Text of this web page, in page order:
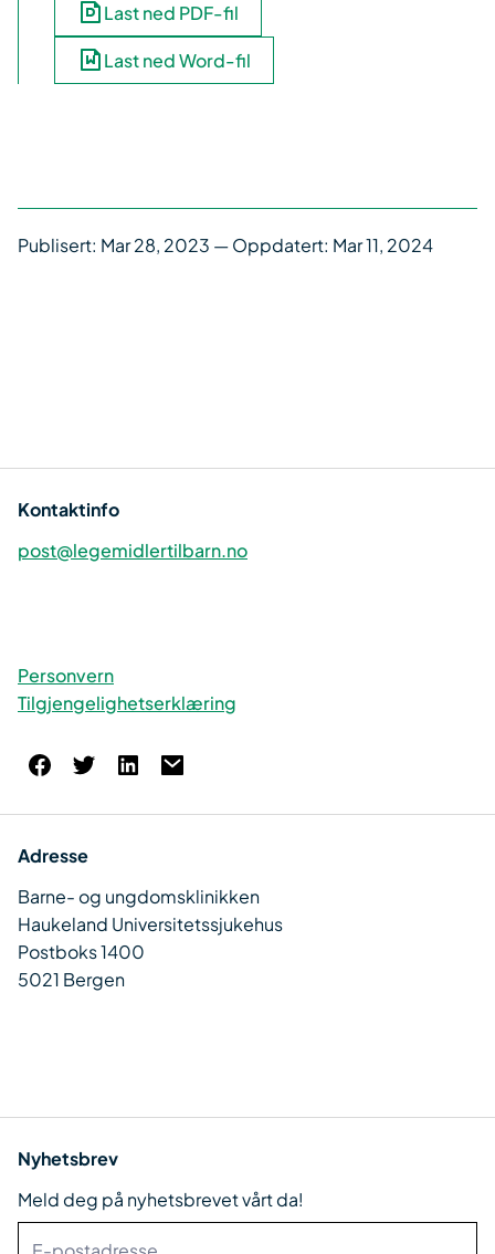
Last ned PDF-fil
Last ned Word-fil
Publisert: Mar 28, 2023 — Oppdatert: Mar 11, 2024
Kontaktinfo
post@legemidlertilbarn.no
Personvern
Tilgjengelighetserklæring
Adresse
Barne- og ungdomsklinikken
Haukeland Universitetssjukehus
Postboks 1400
5021 Bergen
Nyhetsbrev
Meld deg på nyhetsbrevet vårt da!